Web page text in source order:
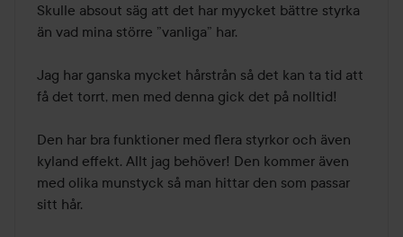
Skulle absout säg att det har myycket bättre styrka
än vad mina större ”vanliga” har.
Jag har ganska mycket hårstrån så det kan ta tid att
få det torrt, men med denna gick det på nolltid!
Den har bra funktioner med flera styrkor och även
kyland effekt. Allt jag behöver! Den kommer även
med olika munstyck så man hittar den som passar
sitt hår.